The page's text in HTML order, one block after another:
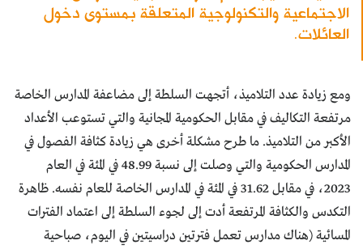
الاجتماعية والتكنولوجية المتعلقة بمستوى دخول
العائلات.
ومع زيادة عدد التلاميذ، أتجهت السلطة إلى مضاعفة المدارس الخاصة
مرتفعة التكاليف في مقابل الحكومية المجانية والتي تستوعب الأعداد
الأكبر من التلاميذ. ما طرح مشكلة أخرى هي زيادة كثافة الفصول في
المدارس الحكومية والتي وصلت إلى نسبة 48.99 في المئة في العام
2023، في مقابل 31.62 في المئة في المدارس الخاصة للعام نفسه. ظاهرة
التكدس والكثافة المرتفعة أدت إلى لجوء السلطة إلى اعتماد الفترات
المسائية (هناك مدارس تعمل فترتين دراسيتين في اليوم، صباحية